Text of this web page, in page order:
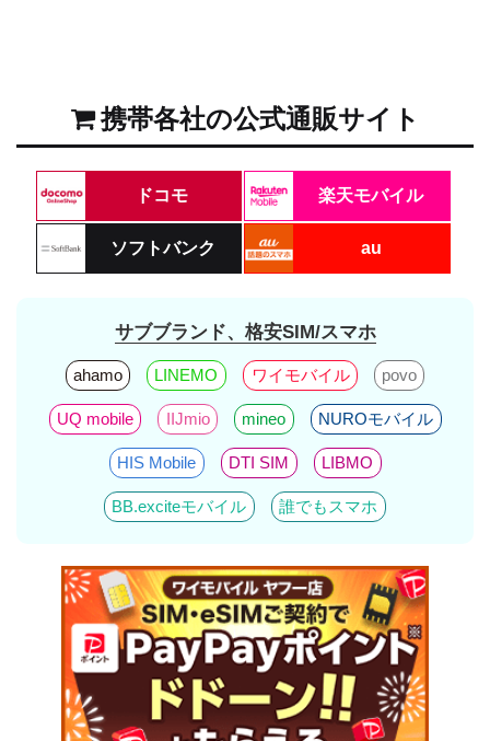
携帯各社の公式通販サイト
ドコモ 楽天モバイル
ソフトバンク au
サブブランド、格安SIM/スマホ
ahamo LINEMO ワイモバイル povo
UQ mobile IIJmio mineo NUROモバイル
HIS Mobile DTI SIM LIBMO
BB.exciteモバイル 誰でもスマホ